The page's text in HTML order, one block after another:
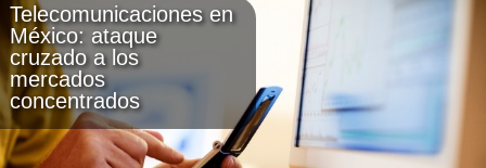
Telecomunicaciones en
México: ataque
cruzado a los
mercados
concentrados